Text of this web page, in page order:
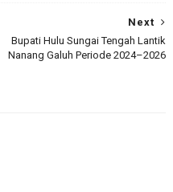
Next
Bupati Hulu Sungai Tengah Lantik
Nanang Galuh Periode 2024–2026